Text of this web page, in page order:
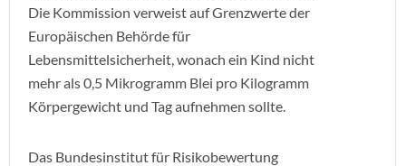
Die Kommission verweist auf Grenzwerte der
Europäischen Behörde für
Lebensmittelsicherheit, wonach ein Kind nicht
mehr als 0,5 Mikrogramm Blei pro Kilogramm
Körpergewicht und Tag aufnehmen sollte.
Das Bundesinstitut für Risikobewertung